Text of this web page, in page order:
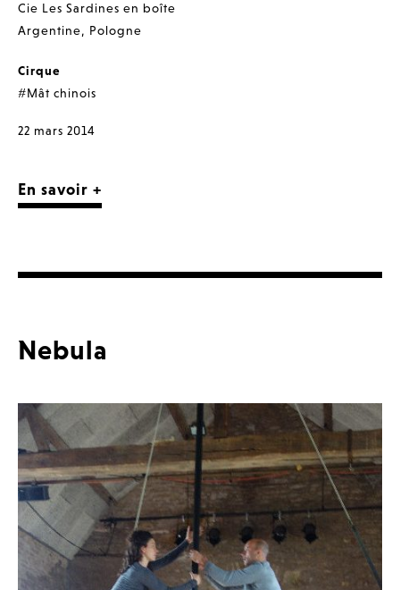
Cie Les Sardines en boîte
Argentine, Pologne
Cirque
#Mât chinois
22 mars 2014
En savoir +
Nebula